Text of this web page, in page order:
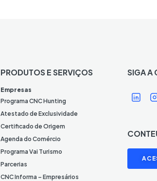
PRODUTOS E SERVIÇOS
Empresas
Programa CNC Hunting
Atestado de Exclusividade
Certificado de Origem
Agenda do Comércio
Programa Vai Turismo
Parcerias
CNC Informa – Empresários
SIGA A
Í
c
n
e
L
i
Í
I